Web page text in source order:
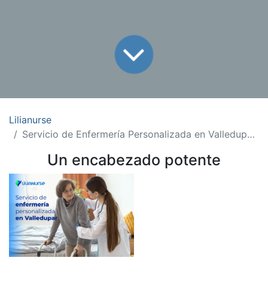
Lilianurse
Servicio de Enfermería Personalizada en Valledupar: Calidad y Cuidado
Un encabezado potente